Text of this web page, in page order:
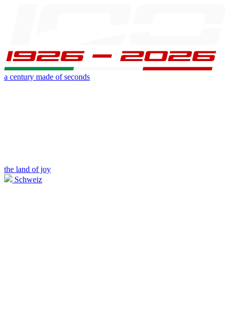
a century made of seconds
the land of joy
Schweiz